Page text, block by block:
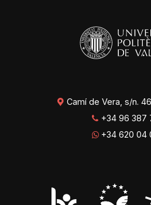
Camí de Vera, s/n.
+34 96 387
+34 620 04